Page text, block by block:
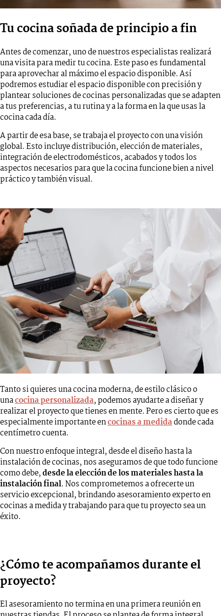
Tu cocina soñada de principio a fin
Antes de comenzar, uno de nuestros especialistas realizará
una visita para medir tu cocina. Este paso es fundamental
para aprovechar al máximo el espacio disponible. Así
podremos estudiar el espacio disponible con precisión y
plantear soluciones de cocinas personalizadas que se adapten
a tus preferencias, a tu rutina y a la forma en la que usas la
cocina cada día.
A partir de esa base, se trabaja el proyecto con una visión
global. Esto incluye distribución, elección de materiales,
integración de electrodomésticos, acabados y todos los
aspectos necesarios para que la cocina funcione bien a nivel
práctico y también visual.
Tanto si quieres una cocina moderna, de estilo clásico o
unacocina personalizada, podemos ayudarte a diseñar y
realizar el proyecto que tienes en mente. Pero es cierto que es
especialmente importante encocinas a medidadonde cada
centímetro cuenta.
Con nuestro enfoque integral, desde el diseño hasta la
instalación de cocinas, nos aseguramos de que todo funcione
como debe,desde la elección de los materiales hasta la
instalación final. Nos comprometemos a ofrecerte un
servicio excepcional, brindando asesoramiento experto en
cocinas a medida y trabajando para que tu proyecto sea un
éxito.
¿Cómo te acompañamos durante el
proyecto?
El asesoramiento no termina en una primera reunión en